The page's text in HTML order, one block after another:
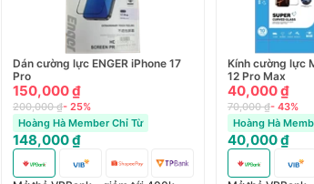
Dán cường lực ENGER iPhone 17
Pro
150,000 ₫
200,000 ₫- 25%
Hoàng Hà Member Chỉ Từ
148,000 ₫
Kính cường lực
12 Pro Max
40,000 ₫
70,000 ₫- 43%
Hoàng Hà
40,000 ₫